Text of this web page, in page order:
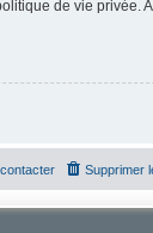
de vie privée.
Supprimer